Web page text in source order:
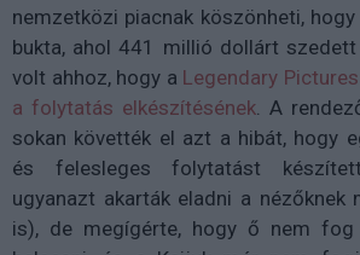
nemzetközi piacnak köszönheti,
bukta, ahol 441 millió dollárt
volt ahhoz, hogy a Legendary
a folytatás elkészítésének. A
sokan követték el azt a hibát, hogy
és felesleges folytatást
ugyanazt akarták eladni a nézőknek
is), de megígérte, hogy ő nem fog